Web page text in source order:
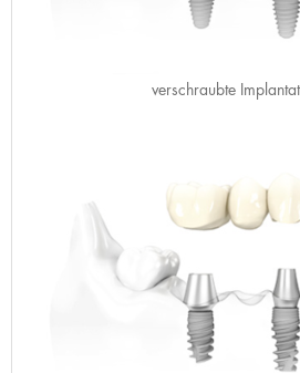
verschraubte